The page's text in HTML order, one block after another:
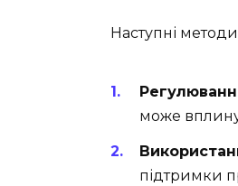
Наступні
може
підтримки